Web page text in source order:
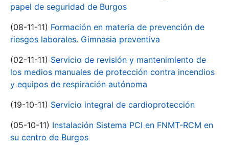
papel de seguridad de Burgos
(08-11-11) Formación en materia de prevención de
riesgos laborales. Gimnasia preventiva
(02-11-11) Servicio de revisión y mantenimiento de
los medios manuales de protección contra incendios
y equipos de respiración autónoma
(19-10-11) Servicio integral de cardioprotección
(05-10-11) Instalación Sistema PCI en FNMT-RCM en
su centro de Burgos